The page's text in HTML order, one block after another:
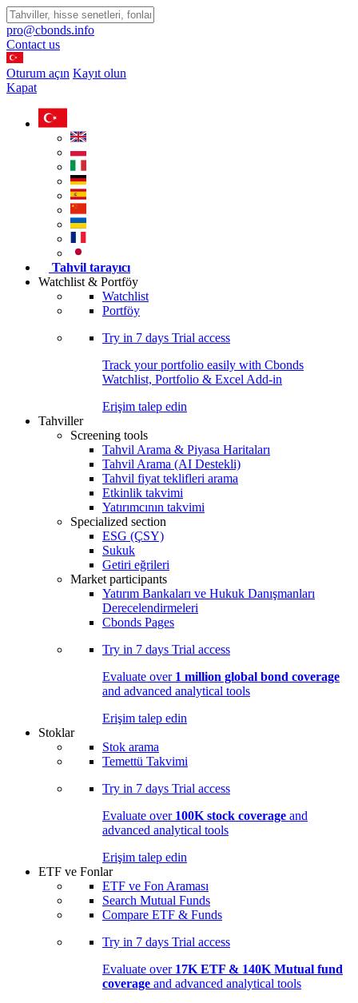
pro@cbonds.info
Contact us
Oturum açın Kayıt olun
Kapat
Tahvil tarayıcı
Watchlist & Portföy
Watchlist
Portföy
Try in 7 days Trial access
Track your portfolio easily with Cbonds
Watchlist, Portfolio & Excel Add-in
Erişim talep edin
Tahviller
Screening tools
Tahvil Arama & Piyasa Haritaları
Tahvil Arama (AI Destekli)
Tahvil fiyat teklifleri arama
Etkinlik takvimi
Yatırımcının takvimi
Specialized section
ESG (ÇSY)
Sukuk
Getiri eğrileri
Market participants
Yatırım Bankaları ve Hukuk Danışmanları
Derecelendirmeleri
Cbonds Pages
Try in 7 days Trial access
Evaluate over 1 million global bond coverage
and advanced analytical tools
Erişim talep edin
Stoklar
Stok arama
Temettü Takvimi
Try in 7 days Trial access
Evaluate over 100K stock coverage and
advanced analytical tools
Erişim talep edin
ETF ve Fonlar
ETF ve Fon Araması
Search Mutual Funds
Compare ETF & Funds
Try in 7 days Trial access
Evaluate over 17K ETF & 140K Mutual fund
coverage and advanced analytical tools